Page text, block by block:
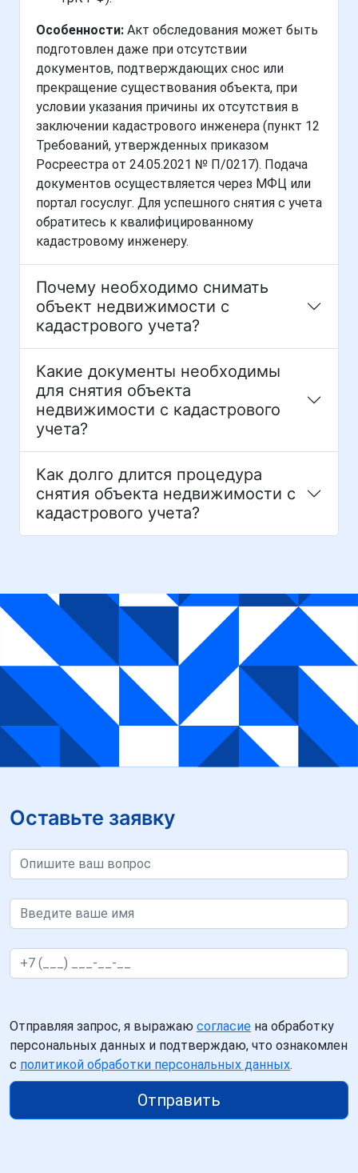
Особенности: Акт обследования может быть
подготовлен даже при отсутствии
документов, подтверждающих снос или
прекращение существования объекта, при
условии указания причины их отсутствия в
заключении кадастрового инженера (пункт 12
Требований, утвержденных приказом
Росреестра от 24.05.2021 № П/0217). Подача
документов осуществляется через МФЦ или
портал госуслуг. Для успешного снятия с учета
обратитесь к квалифицированному
кадастровому инженеру.
Почему необходимо снимать
объект недвижимости с
кадастрового учета?
Какие документы необходимы
для снятия объекта
недвижимости с кадастрового
учета?
Как долго длится процедура
снятия объекта недвижимости с
кадастрового учета?
Оставьте заявку
Отправляя запрос, я выражаю согласие на обработку
персональных данных и подтверждаю, что ознакомлен
с политикой обработки персональных данных.
Отправить